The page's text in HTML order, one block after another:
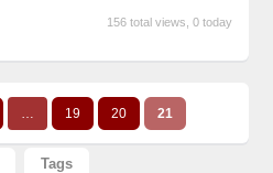
156 total views, 0 today
… 19 20 21
Tags